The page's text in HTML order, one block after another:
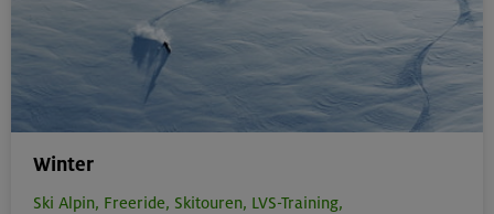
Winter
Ski Alpin, Freeride, Skitouren, LVS-Training,